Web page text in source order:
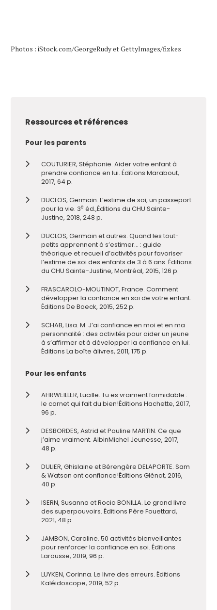
Photos : iStock.com/GeorgeRudyetGettyImages/fizkes
Ressources et références
Pour les parents
COUTURIER, Stéphanie. Aider votre enfant à
prendre confiance en lui. Éditions Marabout,
2017, 64 p.
DUCLOS, Germain. L’estime de soi, un passeport
pour la vie. 3e éd.,Éditions du CHU Sainte-
Justine, 2018, 248 p.
DUCLOS, Germain et autres. Quand les tout-
petits apprennent à s’estimer… : guide
théorique et recueil d’activités pour favoriser
l’estime de soi des enfants de 3 à 6 ans. Éditions
du CHU Sainte-Justine, Montréal, 2015, 126 p.
FRASCAROLO-MOUTINOT, France. Comment
développer la confiance en soi de votre enfant.
Éditions De Boeck, 2015, 252p.
SCHAB, Lisa. M. J’ai confiance en moi et en ma
personnalité : des activités pour aider un jeune
à s’affirmer et à développer la confiance en lui.
Éditions La boîte àlivres, 2011, 175 p.
Pour les enfants
AHRWEILLER, Lucille. Tu es vraiment formidable :
le carnet qui fait du bien!Éditions Hachette, 2017,
96 p.
DESBORDES, Astrid et Pauline MARTIN. Ce que
j’aime vraiment. AlbinMichel Jeunesse, 2017,
48 p.
DULIER, Ghislaine etBérengère DELAPORTE. Sam
&Watson ontconfiance!Éditions Glénat, 2016,
40 p.
ISERN, Susanna et Rocio BONILLA. Le grand livre
des superpouvoirs. Éditions Père Fouettard,
2021, 48 p.
JAMBON, Caroline. 50 activités bienveillantes
pour renforcer la confiance en soi. Éditions
Larousse, 2019, 96 p.
LUYKEN, Corinna. Le livre des erreurs. Éditions
Kaléidoscope, 2019, 52 p.